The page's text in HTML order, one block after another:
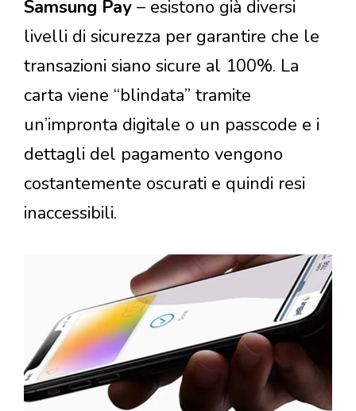
Samsung Pay – esistono già diversi
livelli di sicurezza per garantire che le
transazioni siano sicure al 100%. La
carta viene “blindata” tramite
un’impronta digitale o un passcode e i
dettagli del pagamento vengono
costantemente oscurati e quindi resi
inaccessibili.